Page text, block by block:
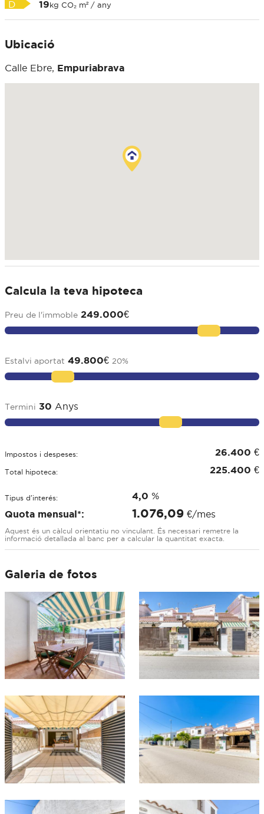
D 19kg CO₂ m² / any
Ubicació
Calle Ebre, Empuriabrava
Calcula la teva hipoteca
Preu de l'immoble 249.000€
Estalvi aportat 49.800€ 20%
Termini 30 Anys
Impostos i despeses: 26.400 €
Total hipoteca: 225.400 €
Tipus d'interés: 4,0 %
Quota mensual*:
1.076,09 €/mes
Aquest és un càlcul orientatiu no vinculant. És necessari remetre la
informació detallada al banc per a calcular la quantitat exacta.
Galeria de fotos